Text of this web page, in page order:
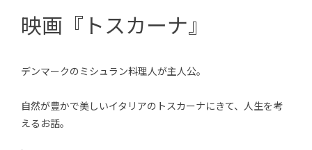
映画『トスカーナ』
デンマークのミシュラン料理人が主人公。
自然が豊かで美しいイタリアのトスカーナにきて、人生を考
えるお話。